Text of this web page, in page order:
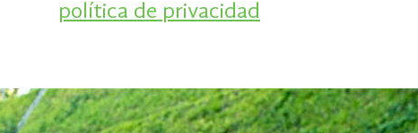
política de privacidad